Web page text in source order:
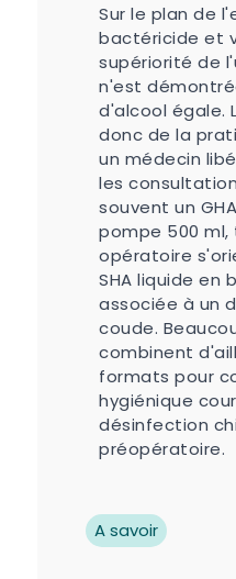
Sur le plan de
bactéricide et
supériorité de
n'est
d'alcool égale.
donc de la
un médecin
les
souvent un
pompe 500 ml,
opératoire
SHA liquide en
associée à un
coude.
combinent
formats pour
hygiénique
désinfection
préopératoire.
A savoir